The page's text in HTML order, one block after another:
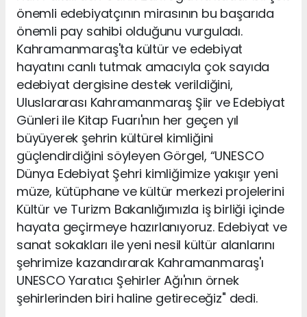
önemli edebiyatçının mirasının bu başarıda
önemli pay sahibi olduğunu vurguladı.
Kahramanmaraş'ta kültür ve edebiyat
hayatını canlı tutmak amacıyla çok sayıda
edebiyat dergisine destek verildiğini,
Uluslararası Kahramanmaraş Şiir ve Edebiyat
Günleri ile Kitap Fuarı'nın her geçen yıl
büyüyerek şehrin kültürel kimliğini
güçlendirdiğini söyleyen Görgel, “UNESCO
Dünya Edebiyat Şehri kimliğimize yakışır yeni
müze, kütüphane ve kültür merkezi projelerini
Kültür ve Turizm Bakanlığımızla iş birliği içinde
hayata geçirmeye hazırlanıyoruz. Edebiyat ve
sanat sokakları ile yeni nesil kültür alanlarını
şehrimize kazandırarak Kahramanmaraş'ı
UNESCO Yaratıcı Şehirler Ağı'nın örnek
şehirlerinden biri haline getireceğiz" dedi.